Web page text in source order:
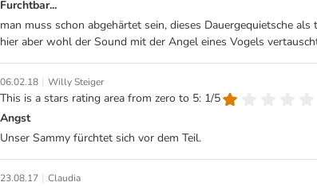
Furchtbar...
man muss schon abgehärtet sein, dieses Dauergequietsche
hier aber wohl der Sound mit der Angel eines Vogels
06.02.18 | Willy Steiger
This is a stars rating area from zero to 5: 1/5
Angst
Unser Sammy fürchtet sich vor dem Teil.
23.08.17 | Claudia